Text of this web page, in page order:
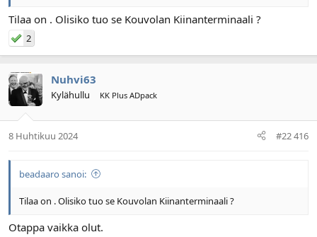
Tilaa on . Olisiko tuo se Kouvolan Kiinanterminaali ?
2
Nuhvi63
Kylähullu KK Plus ADpack
8 Huhtikuu 2024 #22 416
beadaaro sanoi:
Tilaa on . Olisiko tuo se Kouvolan Kiinanterminaali ?
Otappa vaikka olut.